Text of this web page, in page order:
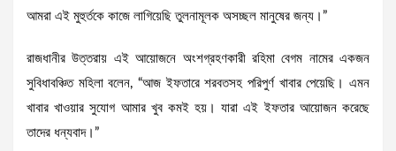
আমরা এই মুহুর্তকে কাজে লাগিয়েছি তুলনামূলক অসচ্ছল মানুষের জন্য।”
রাজধানীর উত্তরায় এই আয়োজনে অংশগ্রহণকারী রহিমা বেগম নামের একজন
সুবিধাবঞ্চিত মহিলা বলেন, “আজ ইফতারে শরবতসহ পরিপুর্ণ খাবার পেয়েছি। এমন
খাবার খাওয়ার সুযোগ আমার খুব কমই হয়। যারা এই ইফতার আয়োজন করেছে
তাদের ধন্যবাদ।”